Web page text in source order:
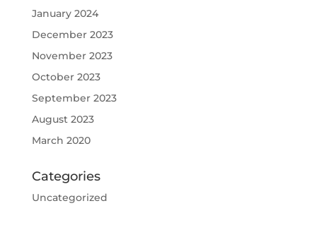
January 2024
December 2023
November 2023
October 2023
September 2023
August 2023
March 2020
Categories
Uncategorized